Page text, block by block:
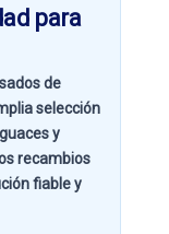
para
de
selección
y
recambios
fiable y